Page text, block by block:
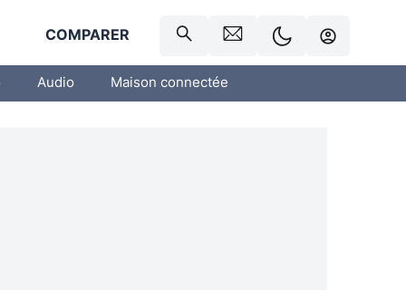
COMPARER
Audio Maison connectée